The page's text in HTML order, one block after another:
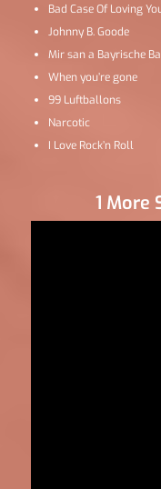
Bad Case Of Loving
Johnny B. Goode
Mir san a Bayrische
When you’re gone
99 Luftballons
Narcotic
I Love Rock’n Roll
1 More